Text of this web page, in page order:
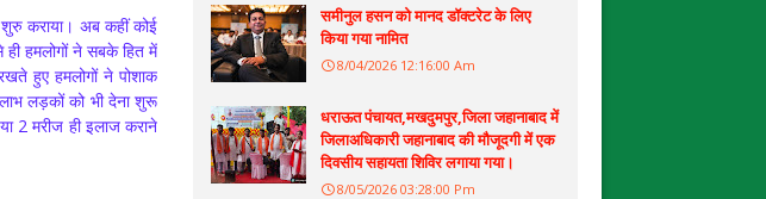
शुरु कराया। अब कहीं कोई
ही हमलोगों ने सबके हित में
हुए हमलोगों ने पोशाक
लड़कों को भी देना शुरू
2 मरीज ही इलाज कराने
समीनुल हसन को मानद डॉक्टरेट के लिए
किया गया नामित
8/04/2026 12:16:00 Am
धराऊत पंचायत,मखदुमपुर,जिला जहानाबाद में
जिलाअधिकारी जहानाबाद की मौजूदगी में एक
दिवसीय सहायता शिविर लगाया गया।
8/05/2026 03:28:00 Pm